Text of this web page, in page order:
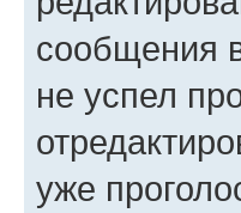
сообщения
не успел
уже